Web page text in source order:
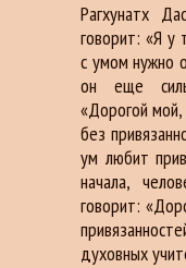
Рагхунатх
говорит: «Я у
с умом нужно
он еще
«Дорогой
без
ум любит
начала,
говорит:
духовных